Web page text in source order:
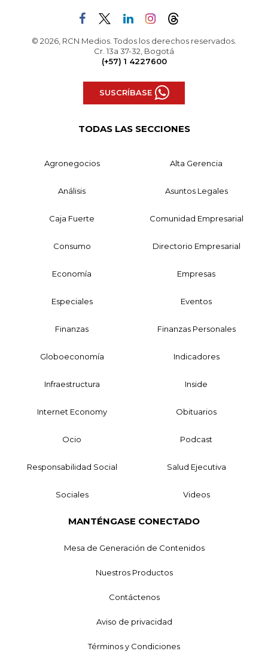
© 2026, RCN Medios. Todos los derechos reservados.
Cr. 13a 37-32, Bogotá
(+57) 1 4227600
SUSCRÍBASE
TODAS LAS SECCIONES
Agronegocios Alta Gerencia
Análisis Asuntos Legales
Caja Fuerte Comunidad Empresarial
Consumo Directorio Empresarial
Economía Empresas
Especiales Eventos
Finanzas Finanzas Personales
Globoeconomía Indicadores
Infraestructura Inside
Internet Economy Obituarios
Ocio Podcast
Responsabilidad Social Salud Ejecutiva
Sociales Videos
MANTÉNGASE CONECTADO
Mesa de Generación de Contenidos
Nuestros Productos
Contáctenos
Aviso de privacidad
Términos y Condiciones